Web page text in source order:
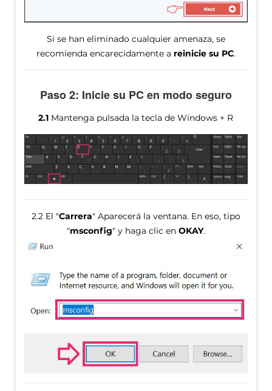
Si se han eliminado cualquier amenaza, se
recomienda encarecidamente a reinicie su PC.
Paso 2: Inicie su PC en modo seguro
2.1 Mantenga pulsada la tecla de Windows + R
2.2 El "Carrera" Aparecerá la ventana. En eso, tipo
"msconfig" y haga clic en OKAY.